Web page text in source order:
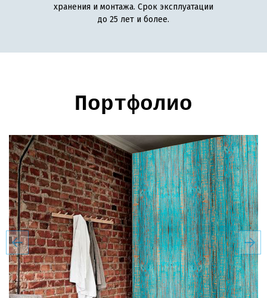
хранения и монтажа. Срок эксплуатации
до 25 лет и более.
Портфолио